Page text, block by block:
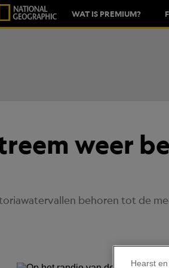
WAT IS PREMIUM?
weer
behoren tot de
Hearst